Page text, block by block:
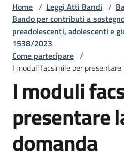
Argomenti
Novità
Servizi
Leggi
Atti
Bandi
Menu selezionato
Home / Leggi Atti Bandi /
Bando per contributi a
preadolescenti, adolescenti e
1538/2023
Come partecipare /
I moduli facsimile per
I moduli
presentare
domanda